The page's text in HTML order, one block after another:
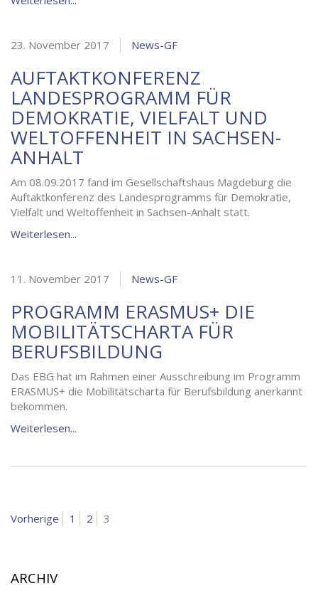
23. November 2017 News-GF
AUFTAKTKONFERENZ
LANDESPROGRAMM FÜR
DEMOKRATIE, VIELFALT UND
WELTOFFENHEIT IN SACHSEN-
ANHALT
Am 08.09.2017 fand im Gesellschaftshaus Magdeburg die
Auftaktkonferenz des Landesprogramms für Demokratie,
Vielfalt und Weltoffenheit in Sachsen-Anhalt statt.
Weiterlesen...
11. November 2017 News-GF
PROGRAMM ERASMUS+ DIE
MOBILITÄTSCHARTA FÜR
BERUFSBILDUNG
Das EBG hat im Rahmen einer Ausschreibung im Programm
ERASMUS+ die Mobilitätscharta für Berufsbildung anerkannt
bekommen.
Weiterlesen...
BEITRAGSNAVIGATION
Vorherige Seite
1 Seite
2 Seite
3
ARCHIV